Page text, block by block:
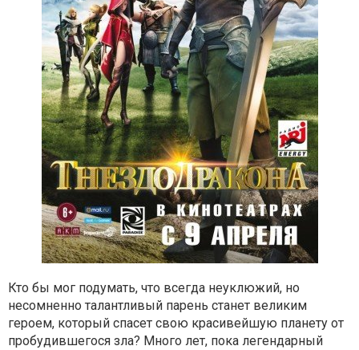
Кто бы мог подумать, что всегда неуклюжий, но
несомненно талантливый парень станет великим
героем, который спасет свою красивейшую планету от
пробудившегося зла? Много лет, пока легендарный